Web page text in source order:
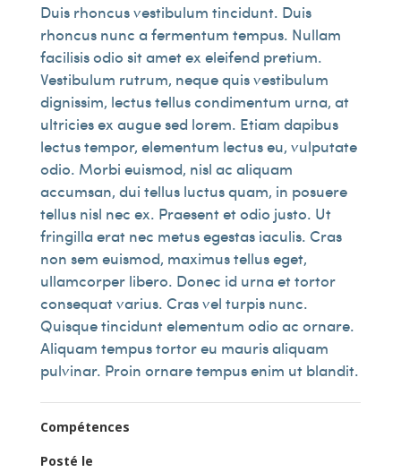
Duis rhoncus vestibulum tincidunt. Duis
rhoncus nunc a fermentum tempus. Nullam
facilisis odio sit amet ex eleifend pretium.
Vestibulum rutrum, neque quis vestibulum
dignissim, lectus tellus condimentum urna, at
ultricies ex augue sed lorem. Etiam dapibus
lectus tempor, elementum lectus eu, vulputate
odio. Morbi euismod, nisl ac aliquam
accumsan, dui tellus luctus quam, in posuere
tellus nisl nec ex. Praesent et odio justo. Ut
fringilla erat nec metus egestas iaculis. Cras
non sem euismod, maximus tellus eget,
ullamcorper libero. Donec id urna et tortor
consequat varius. Cras vel turpis nunc.
Quisque tincidunt elementum odio ac ornare.
Aliquam tempus tortor eu mauris aliquam
pulvinar. Proin ornare tempus enim ut blandit.
Compétences
Posté le